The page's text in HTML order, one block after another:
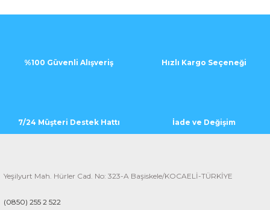
%100 Güvenli Alışveriş Hızlı Kargo Seçeneği
7/24 Müşteri Destek Hattı İade ve Değişim
Yeşilyurt Mah. Hürler Cad. No: 323-A Başiskele/KOCAELİ-TÜRKİYE
(0850) 255 2 522